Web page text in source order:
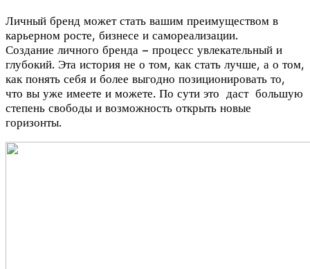
Личный бренд может стать вашим преимуществом в
карьерном росте, бизнесе и самореализации.
Создание личного бренда – процесс увлекательный и
глубокий. Эта история не о том, как стать лучше, а о том,
как понять себя и более выгодно позиционировать то,
что вы уже имеете и можете. По сути это даст большую
степень свободы и возможность открыть новые
горизонты.